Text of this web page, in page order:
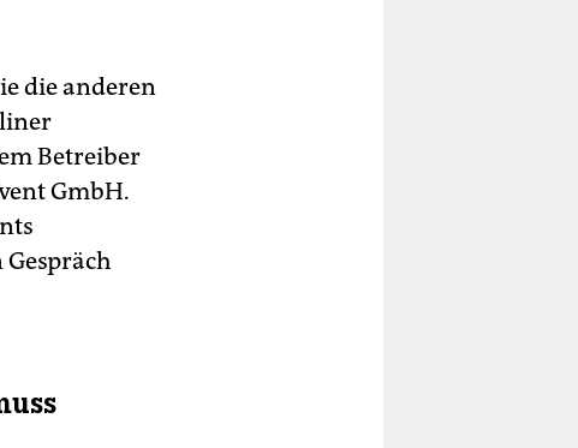
die anderen
Betreiber
GmbH.